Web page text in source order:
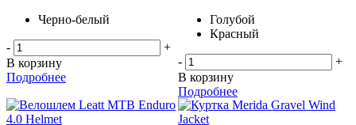
Черно-белый
-
+
В корзину
Подробнее
Голубой
Красный
-
+
В корзину
Подробнее